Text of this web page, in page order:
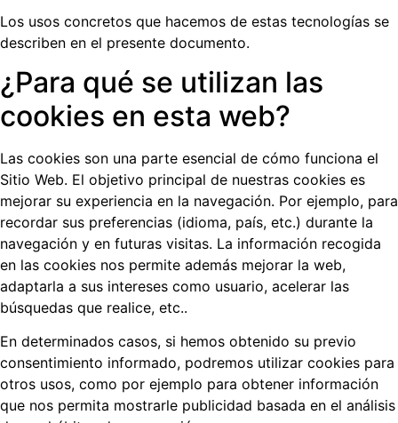
Los usos concretos que hacemos de estas tecnologías se
describen en el presente documento.
¿Para qué se utilizan las
cookies en esta web?
Las cookies son una parte esencial de cómo funciona el
Sitio Web. El objetivo principal de nuestras cookies es
mejorar su experiencia en la navegación. Por ejemplo, para
recordar sus preferencias (idioma, país, etc.) durante la
navegación y en futuras visitas. La información recogida
en las cookies nos permite además mejorar la web,
adaptarla a sus intereses como usuario, acelerar las
búsquedas que realice, etc..
En determinados casos, si hemos obtenido su previo
consentimiento informado, podremos utilizar cookies para
otros usos, como por ejemplo para obtener información
que nos permita mostrarle publicidad basada en el análisis